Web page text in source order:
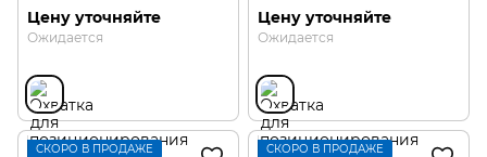
Цену уточняйте
Ожидается
Цену уточняйте
Ожидается
СКОРО В ПРОДАЖЕ СКОРО В ПРОДАЖЕ